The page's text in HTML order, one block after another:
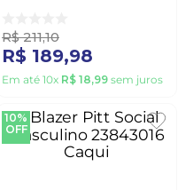
R$ 211,10
R$ 189,98
Em até 10x R$ 18,99 sem juros
10%
OFF